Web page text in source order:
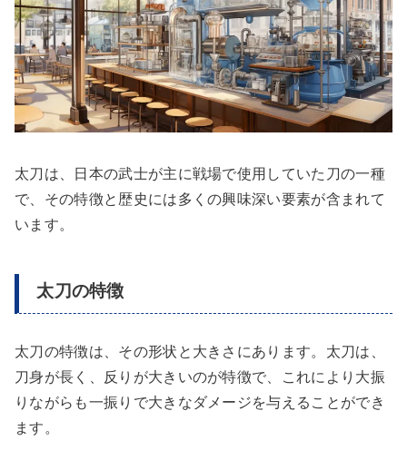
太刀は、日本の武士が主に戦場で使用していた刀の一種
で、その特徴と歴史には多くの興味深い要素が含まれて
います。
太刀の特徴
太刀の特徴は、その形状と大きさにあります。太刀は、
刀身が長く、反りが大きいのが特徴で、これにより大振
りながらも一振りで大きなダメージを与えることができ
ます。